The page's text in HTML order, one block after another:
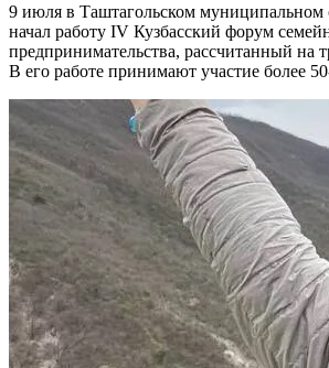
9 июля в Таштагольском муниципальном
начал работу IV Кузбасский форум
предпринимательства, рассчитанный на
В его работе принимают участие более